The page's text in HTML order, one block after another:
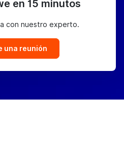
en 15 minutos
con nuestro experto.
una reunión